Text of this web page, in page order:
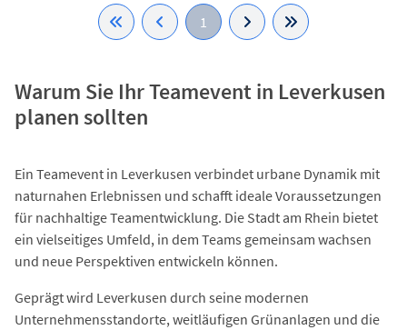
1
Warum Sie Ihr Teamevent in Leverkusen
planen sollten
Ein Teamevent in Leverkusen verbindet urbane Dynamik mit
naturnahen Erlebnissen und schafft ideale Voraussetzungen
für nachhaltige Teamentwicklung. Die Stadt am Rhein bietet
ein vielseitiges Umfeld, in dem Teams gemeinsam wachsen
und neue Perspektiven entwickeln können.
Geprägt wird Leverkusen durch seine modernen
Unternehmensstandorte, weitläufigen Grünanlagen und die